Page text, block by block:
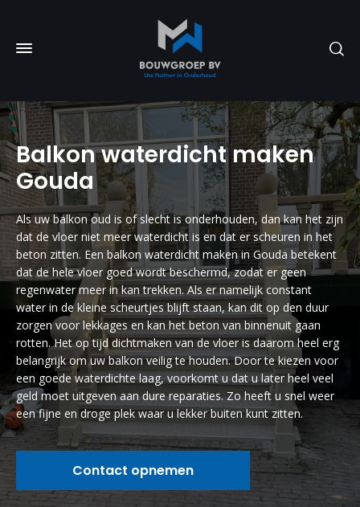
Balkon waterdicht maken
Gouda
Als uw balkon oud is of slecht is onderhouden, dan kan het zijn
dat de vloer niet meer waterdicht is en dat er scheuren in het
beton zitten. Een balkon waterdicht maken in Gouda betekent
dat de hele vloer goed wordt beschermd, zodat er geen
regenwater meer in kan trekken. Als er namelijk constant
water in de kleine scheurtjes blijft staan, kan dit op den duur
zorgen voor lekkages en kan het beton van binnenuit gaan
rotten. Het op tijd dichtmaken van de vloer is daarom heel erg
belangrijk om uw balkon veilig te houden. Door te kiezen voor
een goede waterdichte laag, voorkomt u dat u later heel veel
geld moet uitgeven aan dure reparaties. Zo heeft u snel weer
een fijne en droge plek waar u lekker buiten kunt zitten.
Contact opnemen